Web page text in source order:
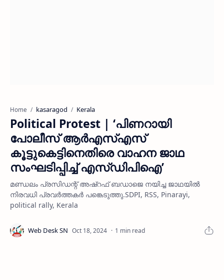
Home kasaragod Kerala
Political Protest | ‘പിണറായി
പോലീസ് ആർഎസ്എസ്
കൂട്ടുകെട്ടിനെതിരെ വാഹന ജാഥ
സംഘടിപ്പിച്ച് എസ്ഡിപിഐ’
മണ്ഡലം പ്രസിഡന്റ് അഷ്‌റഫ് ബഡാജെ നയിച്ച ജാഥയിൽ
നിരവധി പ്രവർത്തകർ പങ്കെടുത്തു.SDPI, RSS, Pinarayi,
political rally, Kerala
1 min read